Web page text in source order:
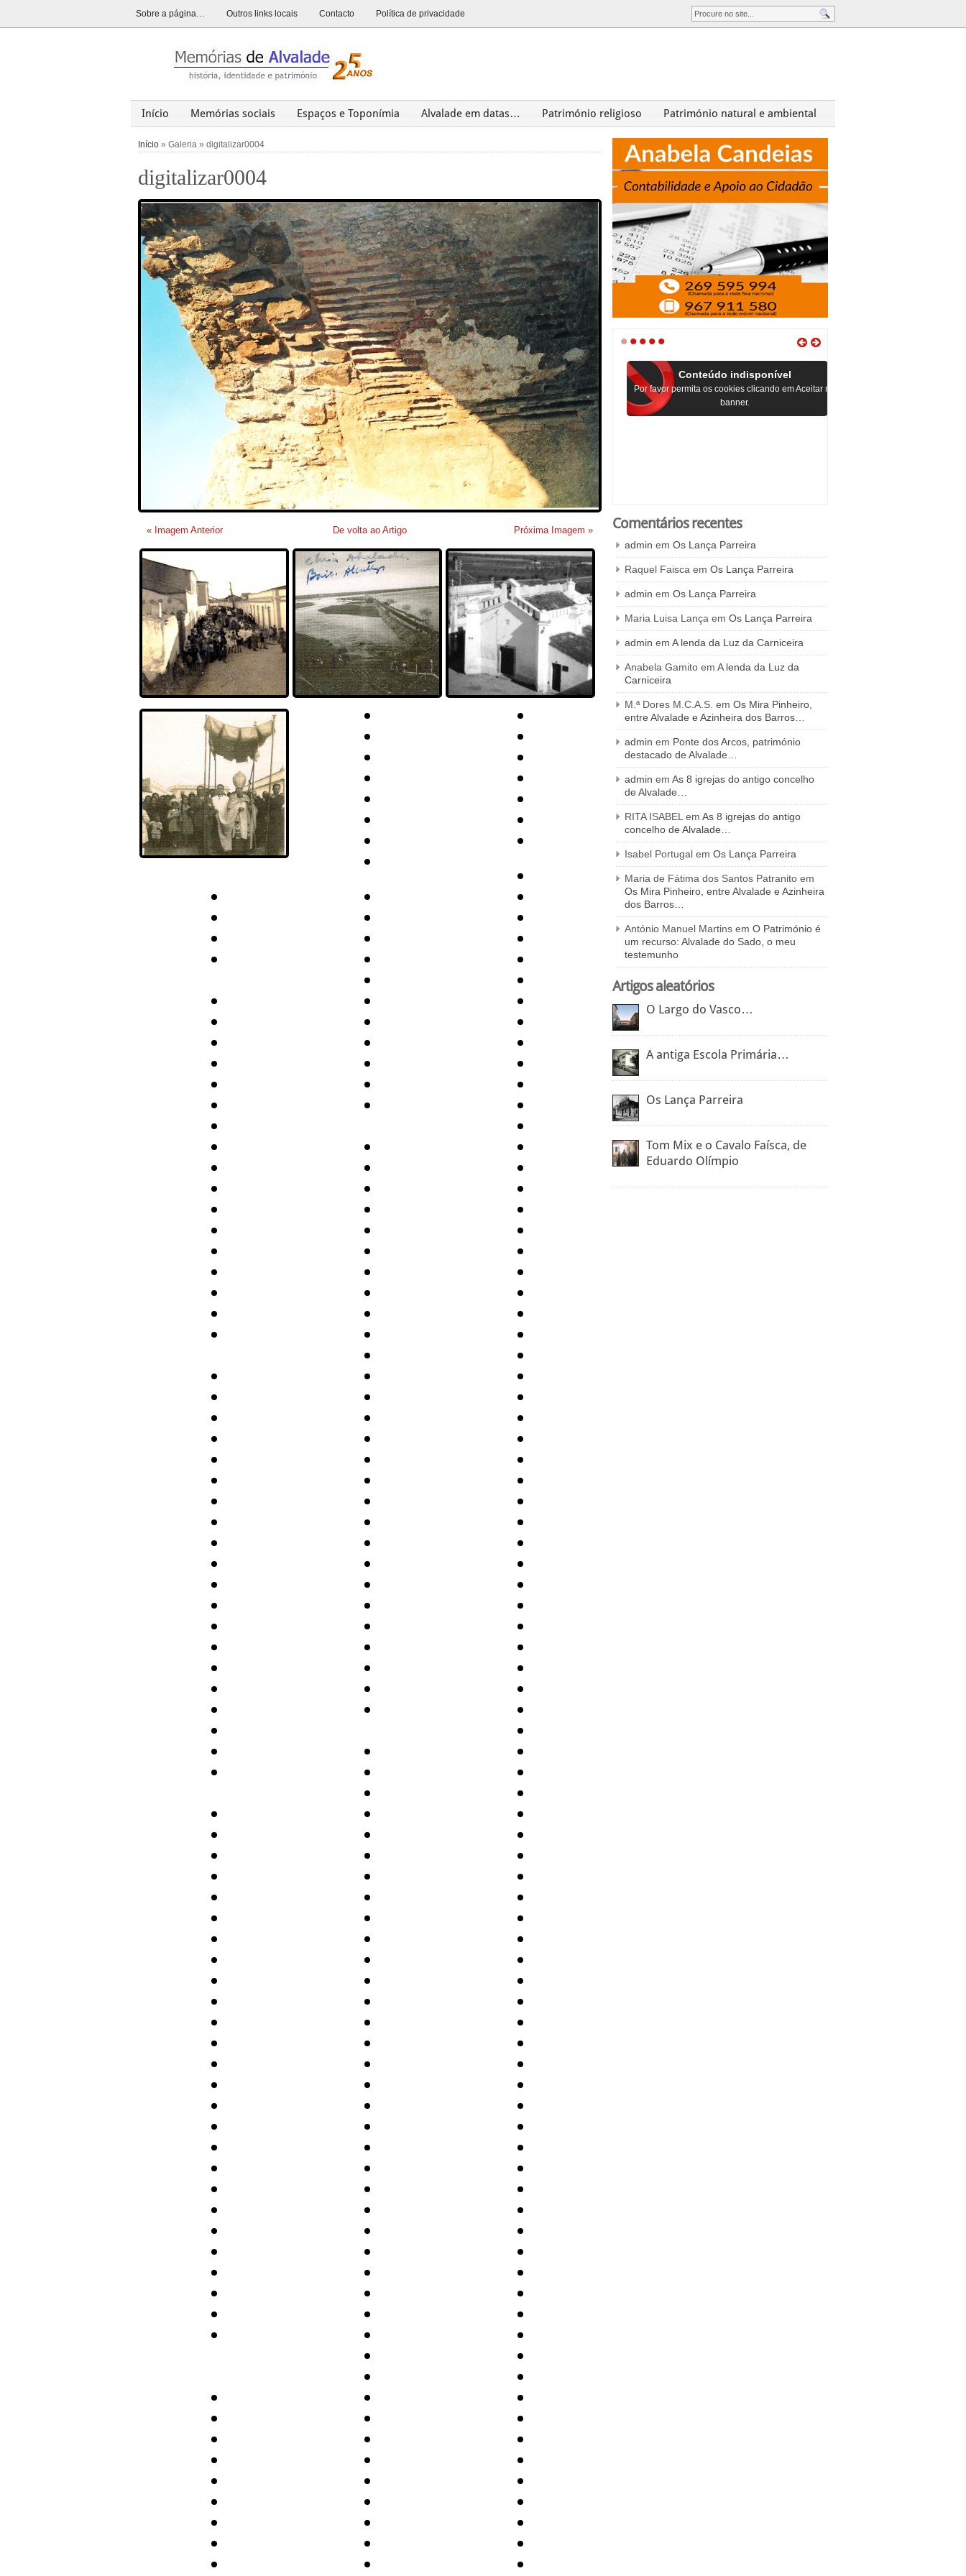
Sobre a página… Outros links locais Contacto Política de privacidade
Início Memórias sociais Espaços e Toponímia Alvalade em datas… Património religioso
Património natural e ambiental
Alvalade
Opinião
Início » Galeria » digitalizar0004
digitalizar0004
« Imagem Anterior De volta ao Artigo Próxima Imagem »
•••••
Conteúdo indisponível
Por favor permita os cookies clicando em Aceitar no
banner.
Comentários recentes
admin em Os Lança Parreira
Raquel Faisca em Os Lança Parreira
admin em Os Lança Parreira
Maria Luisa Lança em Os Lança Parreira
admin em A lenda da Luz da Carniceira
Anabela Gamito em A lenda da Luz da
Carniceira
M.ª Dores M.C.A.S. em Os Mira Pinheiro,
entre Alvalade e Azinheira dos Barros…
admin em Ponte dos Arcos, património
destacado de Alvalade…
admin em As 8 igrejas do antigo concelho
de Alvalade…
RITA ISABEL em As 8 igrejas do antigo
concelho de Alvalade…
Isabel Portugal em Os Lança Parreira
Maria de Fátima dos Santos Patranito em
Os Mira Pinheiro, entre Alvalade e Azinheira
dos Barros…
António Manuel Martins em O Património é
um recurso: Alvalade do Sado, o meu
testemunho
Artigos aleatórios
O Largo do Vasco…
A antiga Escola Primária…
Os Lança Parreira
Tom Mix e o Cavalo Faísca, de
Eduardo Olímpio